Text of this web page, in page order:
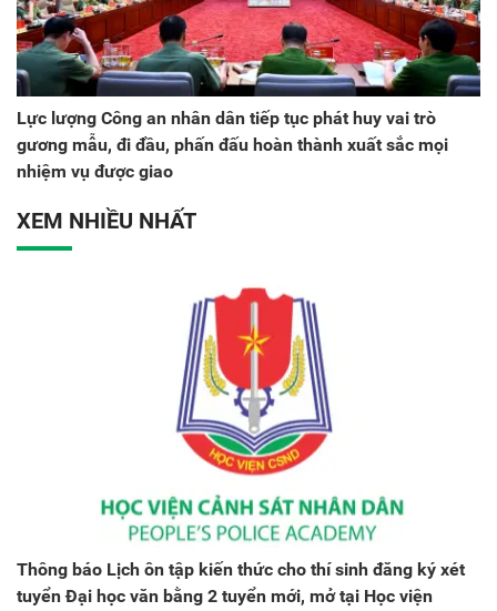
Lực lượng Công an nhân dân tiếp tục phát huy vai trò
gương mẫu, đi đầu, phấn đấu hoàn thành xuất sắc mọi
nhiệm vụ được giao
XEM NHIỀU NHẤT
Thông báo Lịch ôn tập kiến thức cho thí sinh đăng ký xét
tuyển Đại học văn bằng 2 tuyển mới, mở tại Học viện